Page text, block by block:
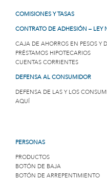
PERSONAS
PRODUCTOS
BOTÓN DE BAJA
BOTÓN DE ARREPENTIMIENTO
COMISIONES Y TASAS
CONTRATO DE ADHESIÓN – LEY
CAJA DE AHORROS EN PESOS Y
PRÉSTAMOS HIPOTECARIOS
CUENTAS CORRIENTES
DEFENSA AL CONSUMIDOR
DEFENSA DE LAS Y LOS
AQUÍ